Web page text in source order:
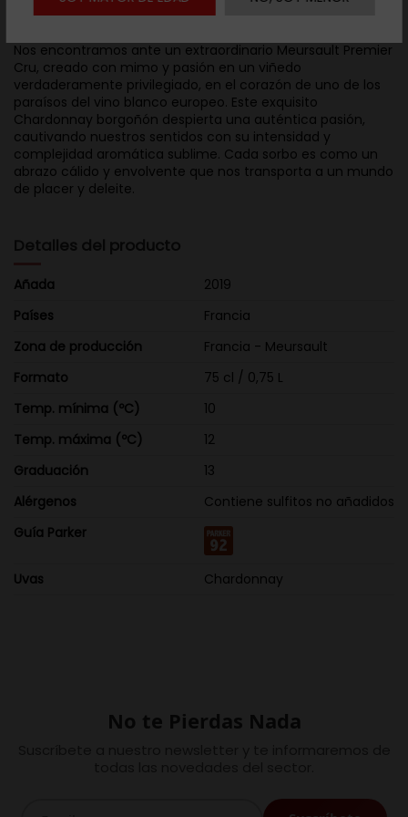
Descripción
Nos encontramos ante un extraordinario Meursault Premier
Cru, creado con mimo y pasión en un viñedo
verdaderamente privilegiado, en el corazón de uno de los
paraísos del vino blanco europeo. Este exquisito
Chardonnay borgoñón despierta una auténtica pasión,
cautivando nuestros sentidos con su intensidad y
complejidad aromática sublime. Cada sorbo es como un
abrazo cálido y envolvente que nos transporta a un mundo
de placer y deleite.
Detalles del producto
Añada
2019
Países
Francia
Zona de producción
Francia - Meursault
Formato
75 cl / 0,75 L
Temp. mínima (ºC)
10
Temp. máxima (ºC)
12
Graduación
13
Alérgenos
Contiene sulfitos no añadidos
Guía Parker
Uvas Chardonnay
No te Pierdas Nada